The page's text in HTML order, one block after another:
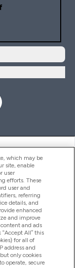
which may be
site, enable
user
efforts. These
user and
referring
details, and
enhanced
and improve
and ads
All” this
for all of
address and
only cookies
operate, secure